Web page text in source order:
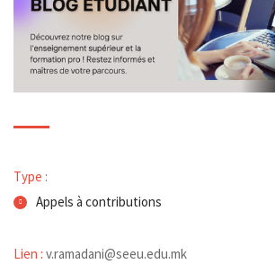
Type :
Appels à contributions
Lien : v.ramadani@seeu.edu.mk